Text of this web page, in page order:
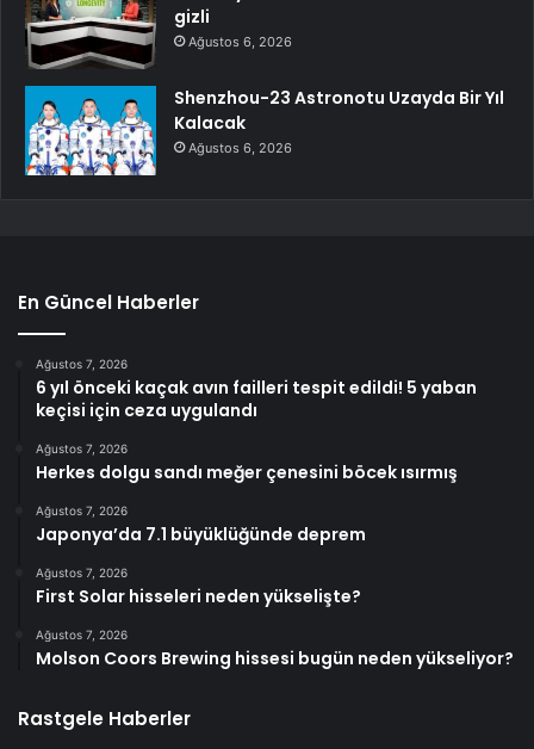
gizli
Ağustos 6, 2026
Shenzhou-23 Astronotu Uzayda Bir Yıl
Kalacak
Ağustos 6, 2026
En Güncel Haberler
Ağustos 7, 2026
6 yıl önceki kaçak avın failleri tespit edildi! 5 yaban
keçisi için ceza uygulandı
Ağustos 7, 2026
Herkes dolgu sandı meğer çenesini böcek ısırmış
Ağustos 7, 2026
Japonya’da 7.1 büyüklüğünde deprem
Ağustos 7, 2026
First Solar hisseleri neden yükselişte?
Ağustos 7, 2026
Molson Coors Brewing hissesi bugün neden yükseliyor?
Rastgele Haberler